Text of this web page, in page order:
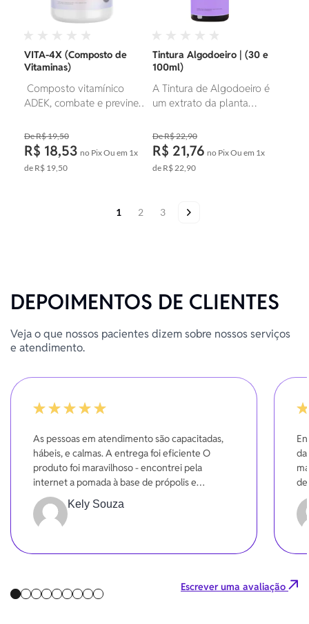
VITA-4X (Composto de
Vitaminas)
Composto vitamínico
ADEK, combate e previne
R$ 19,50
R$ 18,53 no PixOu em 1x
de R$ 19,50
Tintura Algodoeiro | (30 e
100ml)
A Tintura de Algodoeiro é
um extrato da planta
Herbaceum bastante
conhecida é indicada para
o aumento da produção
de leite materno,
para essa finalidade.
R$ 22,90
R$ 21,76 no PixOu em 1x
de R$ 22,90
Foram
Página
Você esta lendo a pagina
1 Página
2 Página
3 Página
Próximo
DEPOIMENTOS DE CLIENTES
Veja o que nossos pacientes dizem sobre nossos serviços
e atendimento.
As pessoas em atendimento são capacitadas,
hábeis, e calmas. A entrega foi eficiente O
produto foi maravilhoso - encontrei pela
internet a pomada à base de própolis e
melaleuca - a ação obtida foi a que
precisávamos - mesmo em poucos dias.
Kely Souza
Escrever uma avaliação